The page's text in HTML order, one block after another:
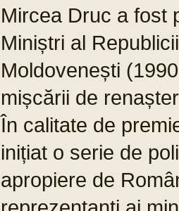
Mircea Druc a fost
Miniștri al
Moldovenești
mișcării de
În calitate de
inițiat o serie de
apropiere de